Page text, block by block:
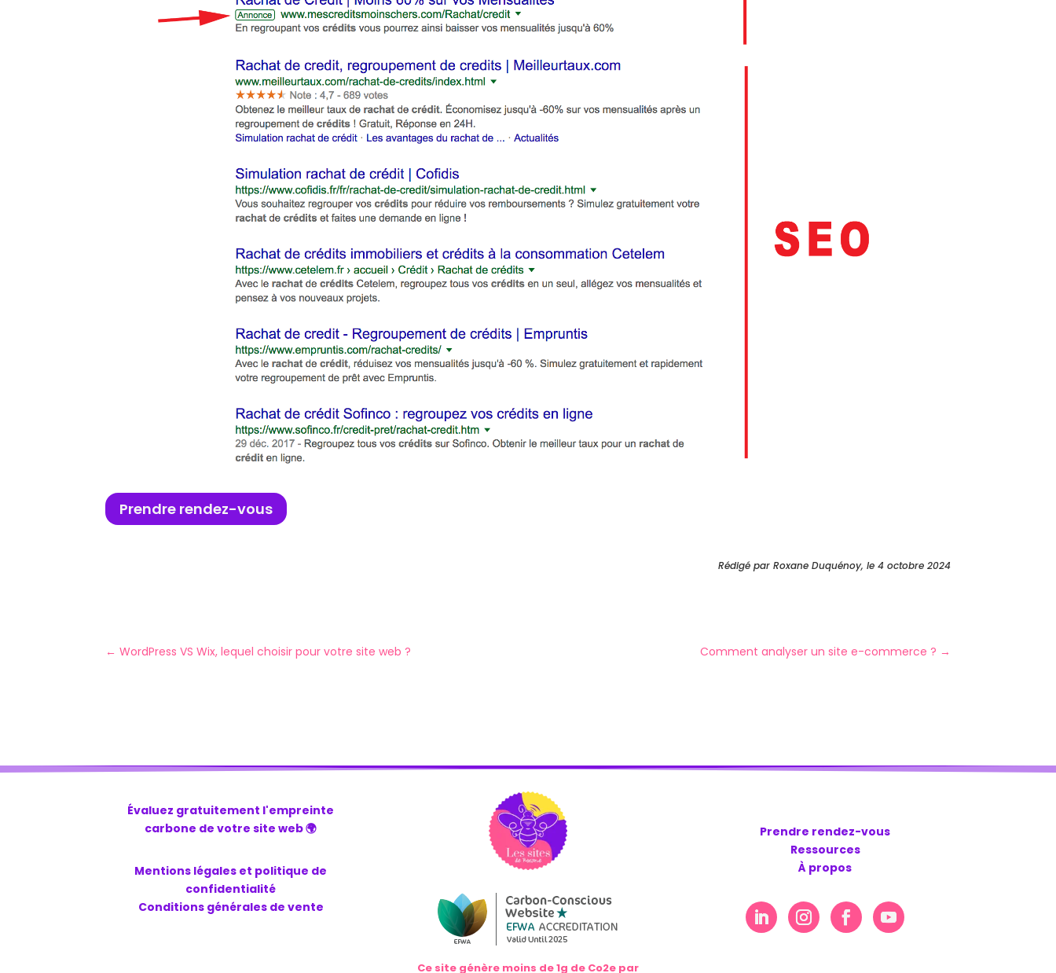
Prendre rendez-vous
Rédigé par Roxane Duquénoy, le 4 octobre 2024
←WordPress VS Wix, lequel choisir pour votre site web ? Comment analyser un site e-commerce ? →
Évaluez gratuitement l'empreinte
carbone de votre site web 🌍
Mentions légales et politique de
confidentialité
Conditions générales de vente
Ce site génère moins de 1g de Co2e par
Prendre rendez-vous
Ressources
À propos